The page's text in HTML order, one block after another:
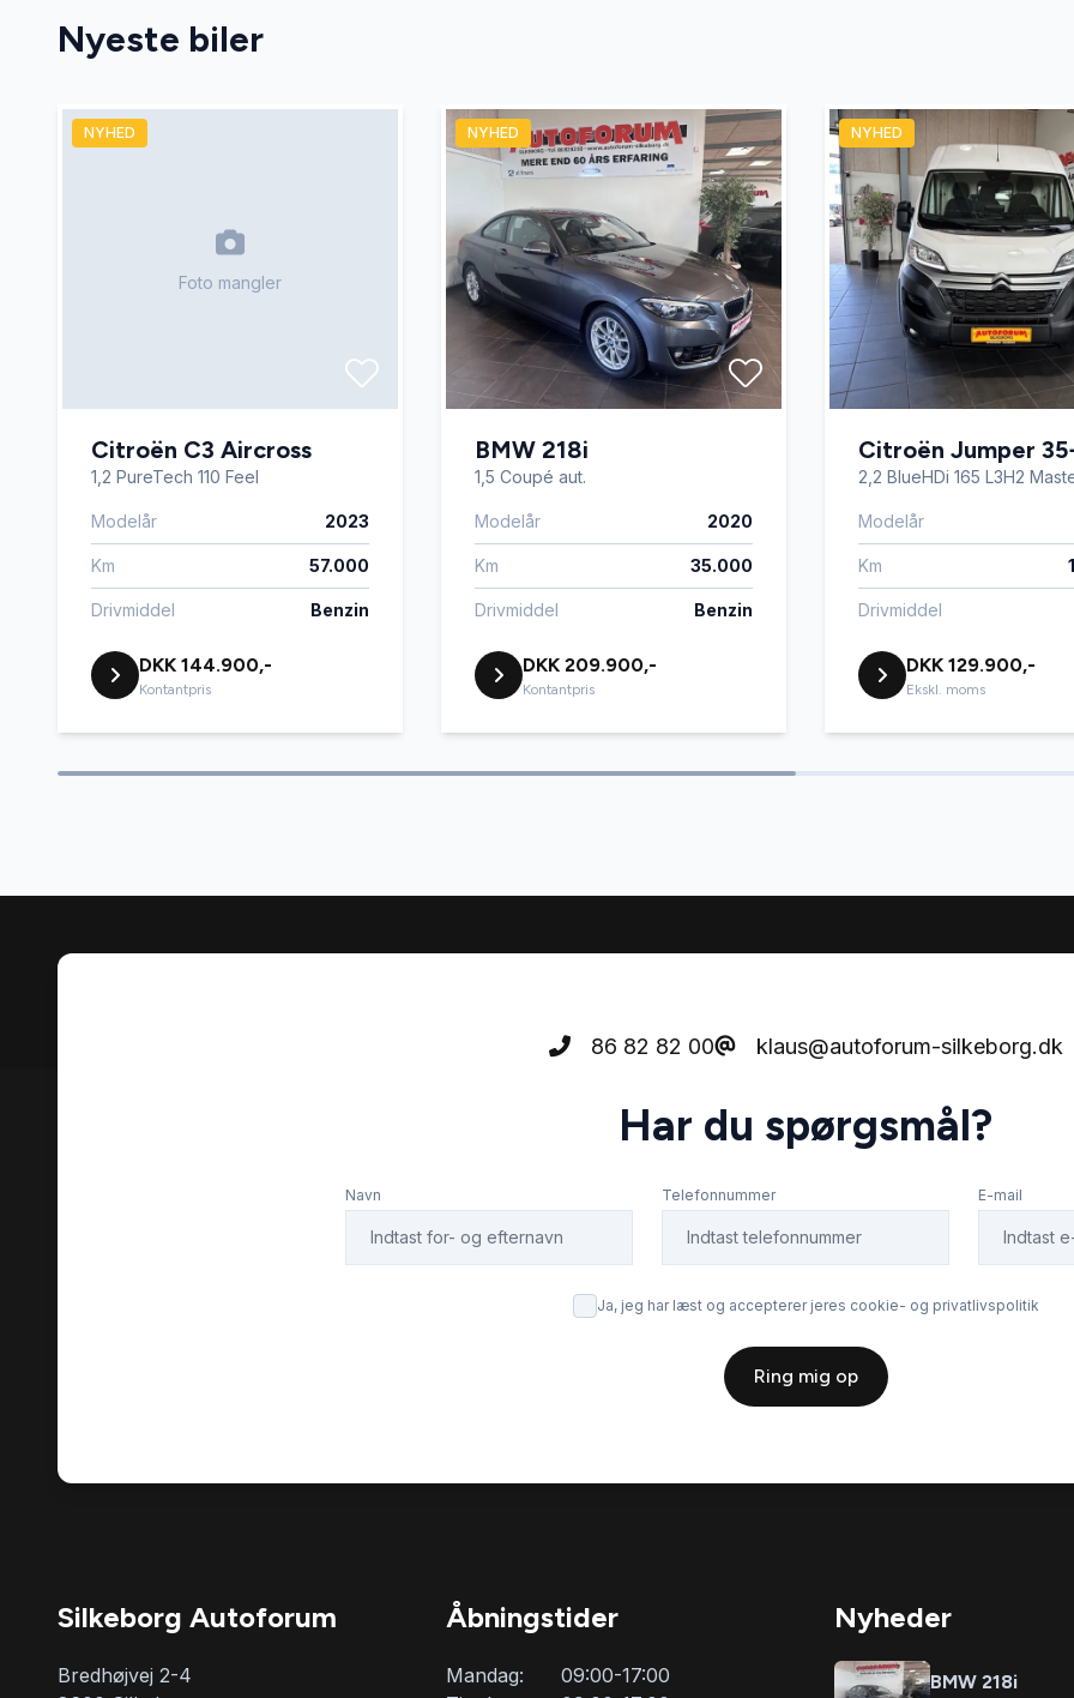
Varme i rattet Vejbaneassistent
Nyeste biler
NYHED
Foto mangler
Citroën C3 Aircross
1,2 PureTech 110 Feel
Modelår 2023
Km 57.000
Drivmiddel Benzin
DKK 144.900,-
Kontantpris
NYHED
BMW 218i
1,5 Coupé aut.
Modelår 2020
Km 35.000
Drivmiddel Benzin
DKK 209.900,-
Kontantpris
NYHED
Citroën Jumper
2,2 BlueHDi 165 L3H2
Modelår
Km
Drivmiddel
DKK 129.900,-
Ekskl. moms
86 82 82 00 klaus@autoforum-silkeborg.dk
Har du spørgsmål?
Navn Telefonnummer E-mail
Ja, jeg har læst og accepterer jeres cookie- og privatlivspolitik
Ring mig op
Silkeborg Autoforum
Bredhøjvej 2-4
Åbningstider
Mandag:
09:00-17:00
Nyheder
BMW 218i